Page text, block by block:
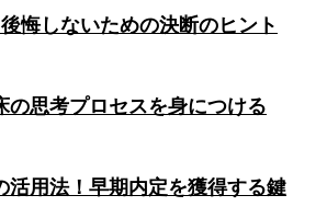
悔しないための決断のヒント
思考プロセスを身につける
用法！早期内定を獲得する鍵